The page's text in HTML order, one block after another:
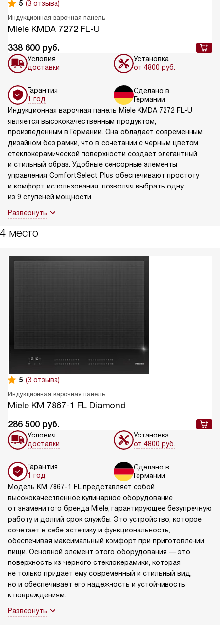
5 (3 отзыва)
Индукционная варочная панель
Miele KMDA 7272 FL-U
338 600 руб.
Условия
доставки
Установка
от 4800 руб.
Гарантия
1 год
Сделано в
Германии
Индукционная варочная панель Miele KMDA 7272 FL-U
является высококачественным продуктом,
произведенным в Германии. Она обладает современным
дизайном без рамки, что в сочетании с черным цветом
стеклокерамической поверхности создает элегантный
и стильный образ. Удобные сенсорные элементы
управления ComfortSelect Plus обеспечивают простоту
и комфорт использования, позволяя выбрать одну
из 9 ступеней мощности.
Развернуть
4 место
5 (3 отзыва)
Индукционная варочная панель
Miele KM 7867-1 FL Diamond
286 500 руб.
Условия
доставки
Установка
от 4800 руб.
Гарантия
1 год
Сделано в
Германии
Модель KM 7867-1 FL представляет собой
высококачественное кулинарное оборудование
от знаменитого бренда Miele, гарантирующее безупречную
работу и долгий срок службы. Это устройство, которое
сочетает в себе эстетику и функциональность,
обеспечивая максимальный комфорт при приготовлении
пищи. Основной элемент этого оборудования — это
поверхность из черного стеклокерамики, которая
не только придает ему современный и стильный вид,
но и обеспечивает его надежность и устойчивость
к повреждениям.
Развернуть